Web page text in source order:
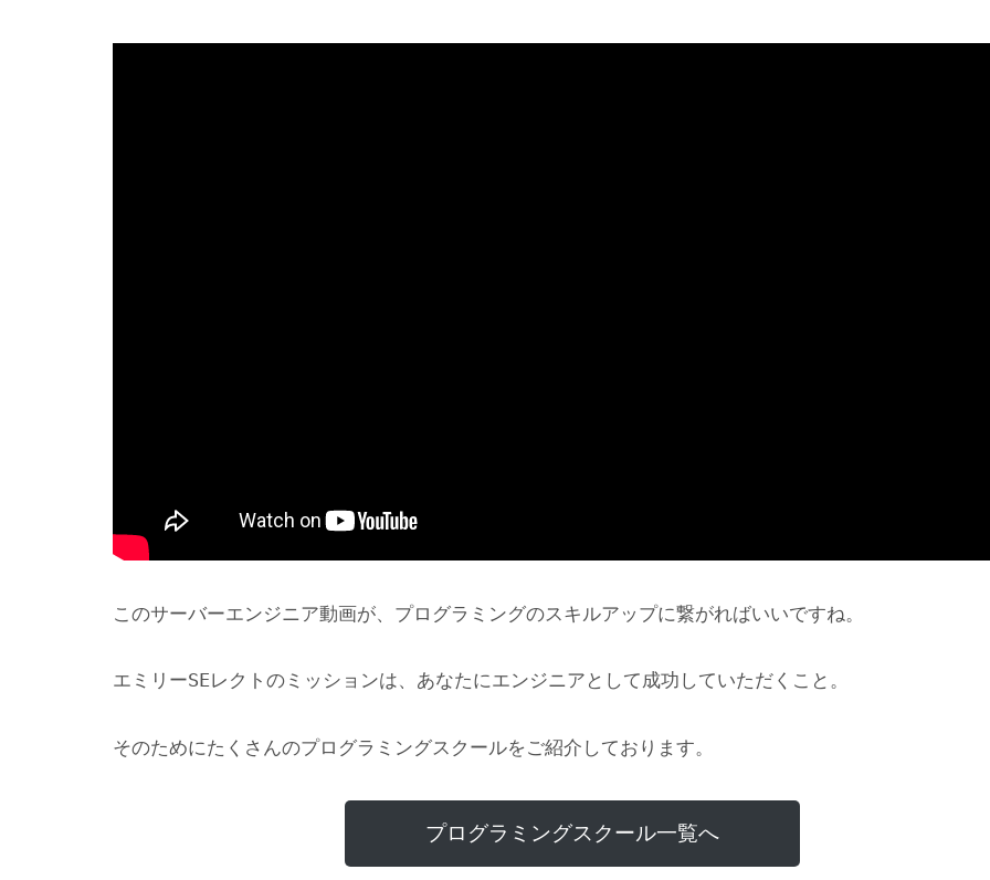
このサーバーエンジニア動画が、プログラミングのスキルアップに繋がればいいですね。
エミリーSEレクトのミッションは、あなたにエンジニアとして成功していただくこと。
そのためにたくさんのプログラミングスクールをご紹介しております。
プログラミングスクール一覧へ